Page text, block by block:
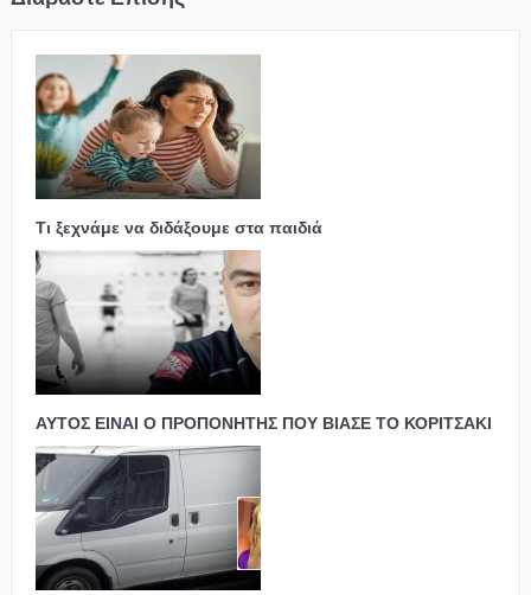
Τι ξεχνάμε να διδάξουμε στα παιδιά
ΑΥΤΟΣ ΕΙΝΑΙ Ο ΠΡΟΠΟΝΗΤΗΣ ΠΟΥ ΒΙΑΣΕ ΤΟ ΚΟΡΙΤΣΑΚΙ